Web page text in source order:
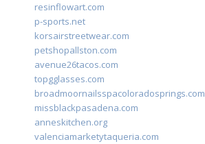
resinflowart.com
p-sports.net
korsairstreetwear.com
petshopallston.com
avenue26tacos.com
topgglasses.com
broadmoornailsspacoloradosprings.com
missblackpasadena.com
anneskitchen.org
valenciamarketytaqueria.com